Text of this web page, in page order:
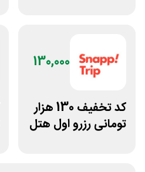
130,000
کد تخفیف 130 هزار
تومانی رزرو اول هتل